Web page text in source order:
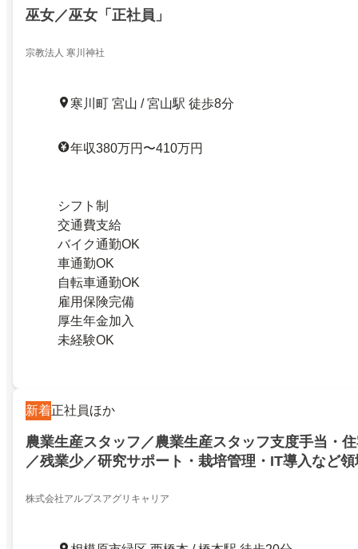
巫女／巫女「正社員」
宗教法人 寒川神社
寒川町 宮山 / 宮山駅 徒歩8分
年収380万円〜410万円
シフト制
交通費支給
バイク通勤OK
車通勤OK
自転車通勤OK
雇用保険完備
厚生年金加入
未経験OK
新着正社員ほか
農業生産スタッフ／農業生産スタッフ支度手当・
／残業少／研究サポート・栽培管理・IT導入など
株式会社アルプスアグリキャリア